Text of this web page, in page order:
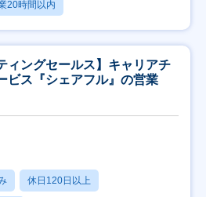
20時間以内
ングセールス】キャリアチ
ビス『シェアフル』の営業
休日120日以上